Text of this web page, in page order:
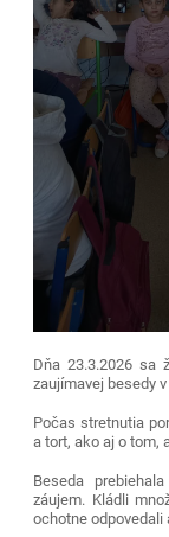
Dňa 23.3.2026 sa
zaujímavej besedy
Počas stretnutia
a tort, ako aj o tom,
Beseda
záujem. Kládli
ochotne odpovedali